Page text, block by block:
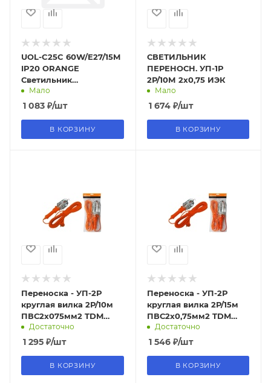
UOL-C25C 60W/E27/15M
IP20 ORANGE
Светильник
переносной под лампу
Е27, шнур 15м, выкл. на
Мало
1 083 ₽/шт
В КОРЗИНУ
СВЕТИЛЬНИК
ПЕРЕНОСН. УП-1Р
2Р/10М 2х0,75 ИЭК
Мало
1 674₽/шт
В КОРЗИНУ
Переноска - УП-2Р
круглая вилка 2Р/10м
ПВС2х075мм2 TDM
(15шт)
Достаточно
1 295 ₽/шт
В КОРЗИНУ
Переноска - УП-2Р
круглая вилка 2Р/15м
ПВС2х0,75мм2 TDM
(10шт)
Достаточно
1 546₽/шт
В КОРЗИНУ